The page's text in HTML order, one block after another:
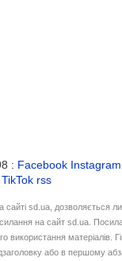
: Facebook Instagram
TikTok rss
сайті sd.ua, дозволяється
на сайт sd.ua.
використання матеріалів.
або в першому